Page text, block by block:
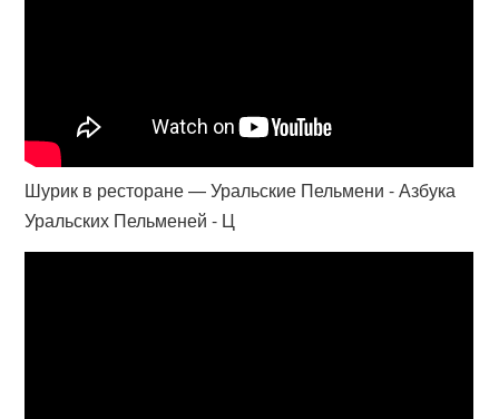
Шурик в ресторане — Уральские Пельмени - Азбука
Уральских Пельменей - Ц